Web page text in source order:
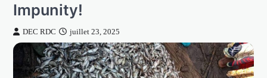
Impunity!
DEC RDC juillet 23, 2025